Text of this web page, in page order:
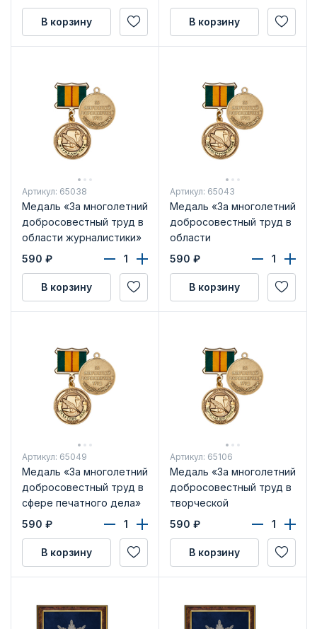
В корзину В корзину
Артикул: 65038
Медаль «За многолетний
добросовестный труд в
области журналистики»
с бланком
590 ₽
В корзину
Артикул: 65043
Медаль «За многолетний
добросовестный труд в
области
литературоведения» с
бланком удостоверения
590 ₽
В корзину
Артикул: 65049
Медаль «За многолетний
добросовестный труд в
сфере печатного дела»
с бланком
590 ₽
В корзину
Артикул: 65106
Медаль «За многолетний
добросовестный труд в
творческой
деятельности» с
бланком удостоверения
590 ₽
В корзину